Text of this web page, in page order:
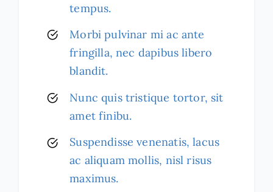
tempus.
Morbi pulvinar mi ac ante
fringilla, nec dapibus libero
blandit.
Nunc quis tristique tortor, sit
amet finibu.
Suspendisse venenatis, lacus
ac aliquam mollis, nisl risus
maximus.